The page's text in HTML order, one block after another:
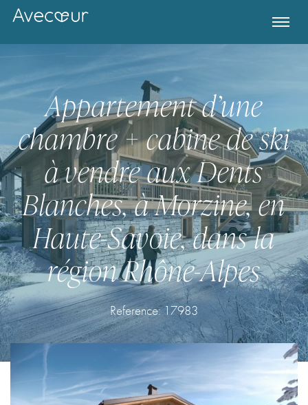
Appartement d’une
chambre + cabine de ski
à vendre aux Dents
Blanches, à Morzine, en
Haute-Savoie, dans la
région Rhône-Alpes
Reference: 17983
Register for Property Alerts
I agree with Terms & Conditions
REGISTER